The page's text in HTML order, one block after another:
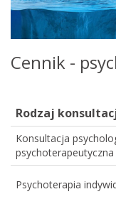
Cennik -
Rodzaj
Konsultacja
Psychoterapia